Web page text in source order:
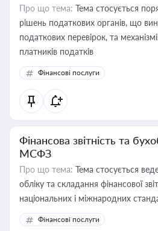
Про що тема: Тема стосується
рішень податкових органів, що
податкових перевірок, та
платників податків
Фінансові послуги
Фінансова звітність та
МСФЗ
Про що тема: Тема стосується
обліку та складання фінансової
національних і міжнародних
Фінансові послуги